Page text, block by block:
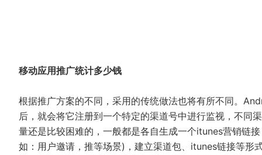
移动应用推广统计多少钱
根据推广方案的不同，采用的传统做法也将有所不同。
后，就会将它注册到一个特定的渠道号中进行监视，不同
量还是比较困难的，一般都是各自生成一个itunes营销链
如：用户邀请，推等场景)，建立渠道包、itunes链接等形